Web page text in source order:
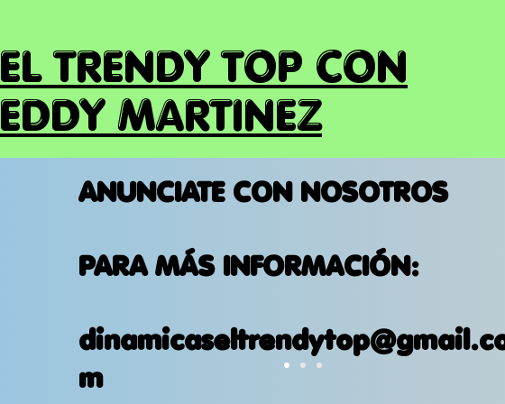
EL TRENDY TOP CON
EDDY MARTINEZ
ANUNCIATE CON NOSOTROS
PARA MÁS INFORMACIÓN:
m